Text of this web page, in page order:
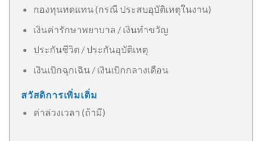
กองทุนทดแทน (กรณี ประสบอุบัติเหตุในงาน)
เงินค่ารักษาพยาบาล / เงินทำขวัญ
ประกันชีวิต / ประกันอุบัติเหตุ
เงินเบิกฉุกเฉิน / เงินเบิกกลางเดือน
สวัสดิการเพิ่มเติ่ม
ค่าล่วงเวลา (ถ้ามี)